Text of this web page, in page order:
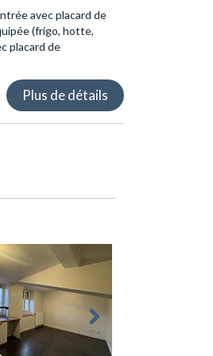
avec placard de
(frigo, hotte,
placard de
Plus de détails